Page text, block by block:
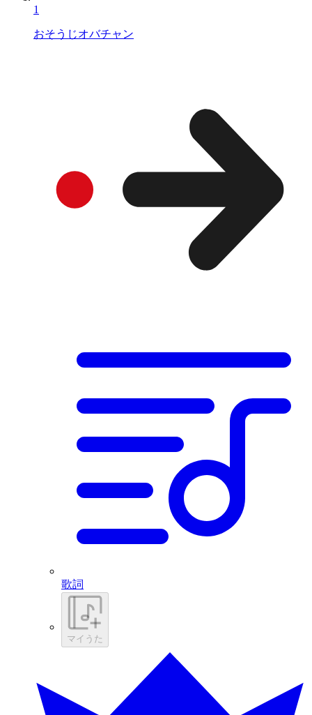
1
おそうじオバチャン
歌詞
マイうた